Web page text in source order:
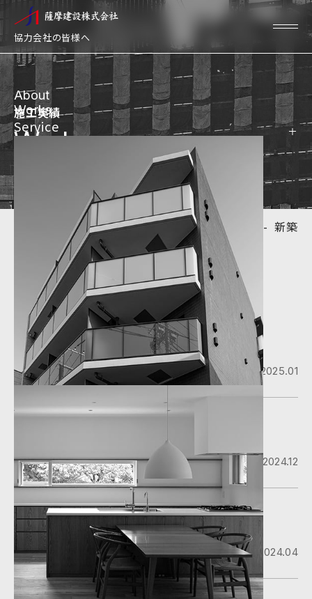
薩摩建設株式会社
協力会社の皆様へ
About
Works
Service
施工実績
Works
HOME 施工実績 新築
キーワードから探す
新築
滝野川マンション
#マンション#新築 2025.01
#教育施設#新築 2024.12
本蓮沼マンション
#マンション #新築 2024.04